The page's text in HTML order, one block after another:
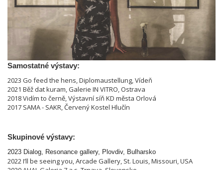
Samostatné výstavy:
2023 Go feed the hens, Diplomaustellung, Vídeň
2021 Běž dat kuram, Galerie IN VITRO, Ostrava
2018 Vidím to černě, Výstavní síň KD města Orlová
2017 SAMA - SAKR, Červený Kostel Hlučín
Skupinové výstavy:
2023 Dialog, Resonance gallery, Plovdiv, Bulharsko
2022 I’ll be seeing you, Arcade Gallery, St. Louis, Missouri, USA